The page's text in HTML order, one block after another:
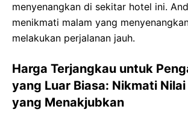
menyenangkan di sekitar hotel ini.
menikmati malam yang
melakukan perjalanan jauh.
Harga Terjangkau untuk
yang Luar Biasa: Nikmati
yang Menakjubkan